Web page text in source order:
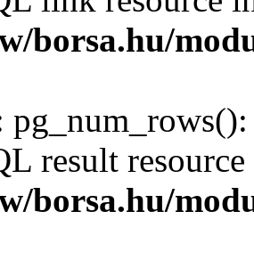
borsa.hu/
result
borsa.hu/